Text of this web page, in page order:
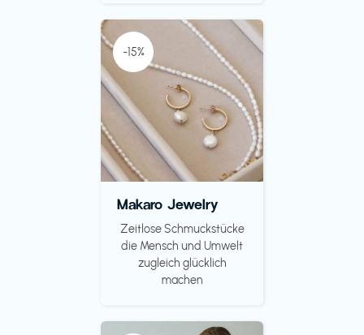
-15%
Makaro Jewelry
Zeitlose Schmuckstücke
die Mensch und Umwelt
zugleich glücklich
machen